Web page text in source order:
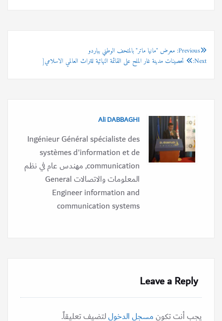
تصفّح
Previous: معرض "مانيا ماتر" بالمتحف الوطني بباردو
Next: تحصينات مدينة غار الملح على القائمة النهائية للتراث العالمي الاسلامي[
Ali DABBAGHI
Ingénieur Général spécialiste des
systèmes d'information et de
communication, مهندس عام في نظم
المعلومات والاتصالات General
Engineer information and
communication systems
Leave a Reply
يجب أنت تكونمسجل الدخوللتضيف تعليقاً.